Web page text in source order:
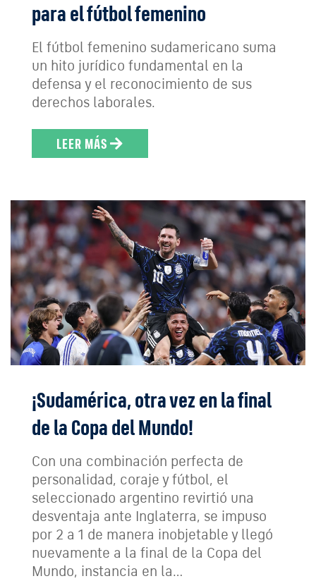
para el fútbol femenino
El fútbol femenino sudamericano suma
un hito jurídico fundamental en la
defensa y el reconocimiento de sus
derechos laborales.
LEER MÁS
¡Sudamérica, otra vez en la final
de la Copa del Mundo!
Con una combinación perfecta de
personalidad, coraje y fútbol, el
seleccionado argentino revirtió una
desventaja ante Inglaterra, se impuso
por 2 a 1 de manera inobjetable y llegó
nuevamente a la final de la Copa del
Mundo, instancia en la…